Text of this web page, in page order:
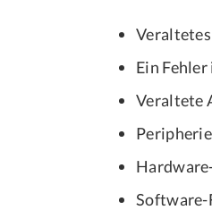
Ein Fehler
Veraltete
Software-